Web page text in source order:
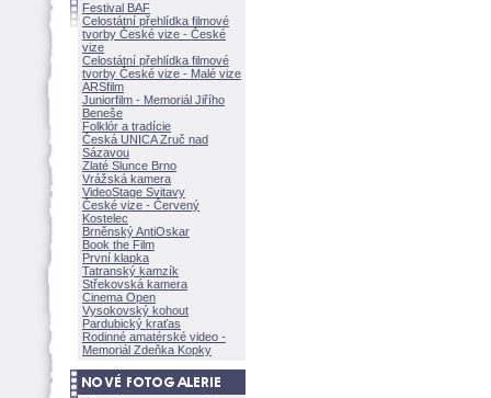
Festival BAF
Celostátní přehlídka filmové
tvorby České vize - České
vize
Celostátní přehlídka filmové
tvorby České vize - Malé vize
ARSfilm
Juniorfilm - Memoriál Jiřího
Beneše
Folklór a tradície
Česká UNICA Zruč nad
Sázavou
Zlaté Slunce Brno
Vrážská kamera
VideoStage Svitavy
České vize - Červený
Kostelec
Brněnský AntiOskar
Book the Film
První klapka
Tatranský kamzík
Střekovská kamera
Cinema Open
Vysokovský kohout
Pardubický kraťas
Rodinné amatérské video -
Memoriál Zdeňka Kopky